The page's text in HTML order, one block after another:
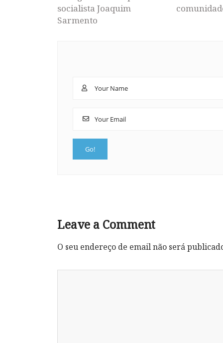
socialista Joaquim
Sarmento
Leave a Comment
O seu endereço de email não será